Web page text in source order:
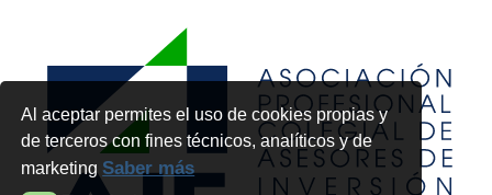
Al aceptar permites el uso de cookies propias y
de terceros con fines técnicos, analíticos y de
marketingSaber más